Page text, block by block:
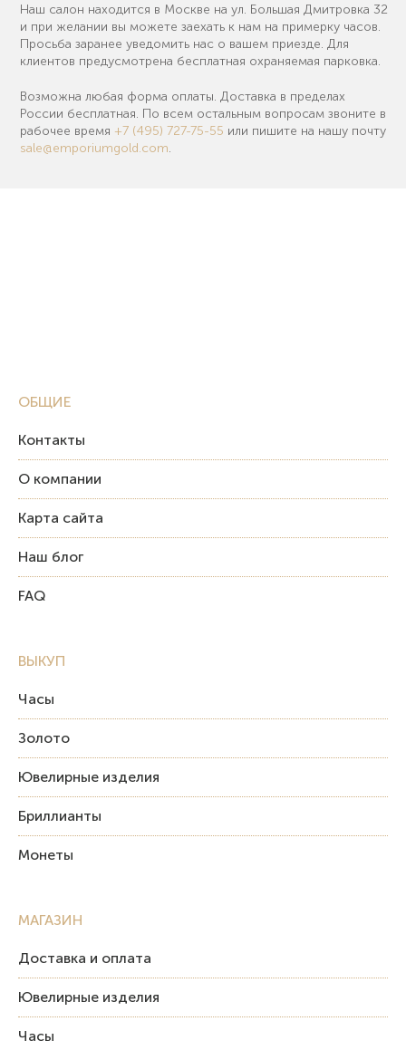
Наш салон находится в Москве на ул. Большая Дмитровка 32
и при желании вы можете заехать к нам на примерку часов.
Просьба заранее уведомить нас о вашем приезде. Для
клиентов предусмотрена бесплатная охраняемая парковка.
Возможна любая форма оплаты. Доставка в пределах
России бесплатная. По всем остальным вопросам звоните в
рабочее время +7 (495) 727-75-55 или пишите на нашу почту
sale@emporiumgold.com.
ОБЩИЕ
Контакты
О компании
Карта сайта
Наш блог
FAQ
ВЫКУП
Часы
Золото
Ювелирные изделия
Бриллианты
Монеты
МАГАЗИН
Доставка и оплата
Ювелирные изделия
Часы